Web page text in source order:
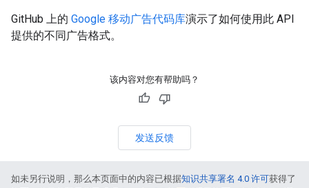
GitHub 上的 Google 移动广告代码库演示了如何使用此 API
提供的不同广告格式。
该内容对您有帮助吗？
发送反馈
如未另行说明，那么本页面中的内容已根据知识共享署名 4.0 许可获得了